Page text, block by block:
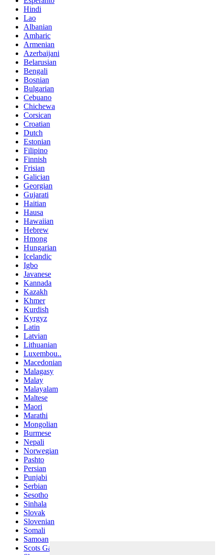
Hindi
Lao
Albanian
Amharic
Armenian
Azerbaijani
Belarusian
Bengali
Bosnian
Bulgarian
Cebuano
Chichewa
Corsican
Croatian
Dutch
Estonian
Filipino
Finnish
Frisian
Galician
Georgian
Gujarati
Haitian
Hausa
Hawaiian
Hebrew
Hmong
Hungarian
Icelandic
Igbo
Javanese
Kannada
Kazakh
Khmer
Kurdish
Kyrgyz
Latin
Latvian
Lithuanian
Luxembou..
Macedonian
Malagasy
Malay
Malayalam
Maltese
Maori
Marathi
Mongolian
Burmese
Nepali
Norwegian
Pashto
Persian
Punjabi
Serbian
Sesotho
Sinhala
Slovak
Slovenian
Somali
Samoan
Scots Gaelic